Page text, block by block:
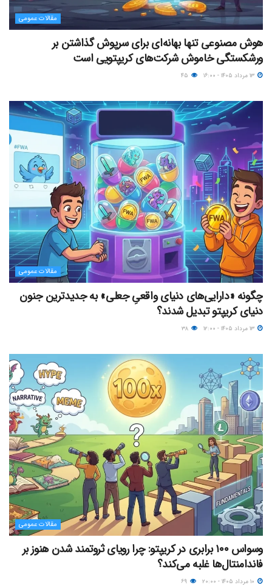
مقالات عمومی
هوش مصنوعی تنها بهانه‌ای برای سرپوش گذاشتن بر
ورشکستگی خاموش شرکت‌های کریپتویی است
مقالات عمومی
چگونه «دارایی‌های دنیای واقعیِ جعلی» به جدیدترین جنون
دنیای کریپتو تبدیل شدند؟
مقالات عمومی
وسواس ۱۰۰ برابری در کریپتو: چرا رویای ثروتمند شدن هنوز بر
فاندامنتال‌ها غلبه می‌کند؟